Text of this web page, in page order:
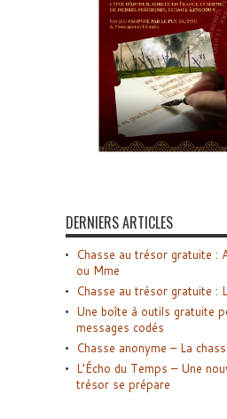
DERNIERS ARTICLES
Chasse au trésor gratuite :
ou Mme
Chasse au trésor gratuite :
Une boîte à outils gratuite
messages codés
Chasse anonyme – La
L’Écho du Temps – Une
trésor se prépare